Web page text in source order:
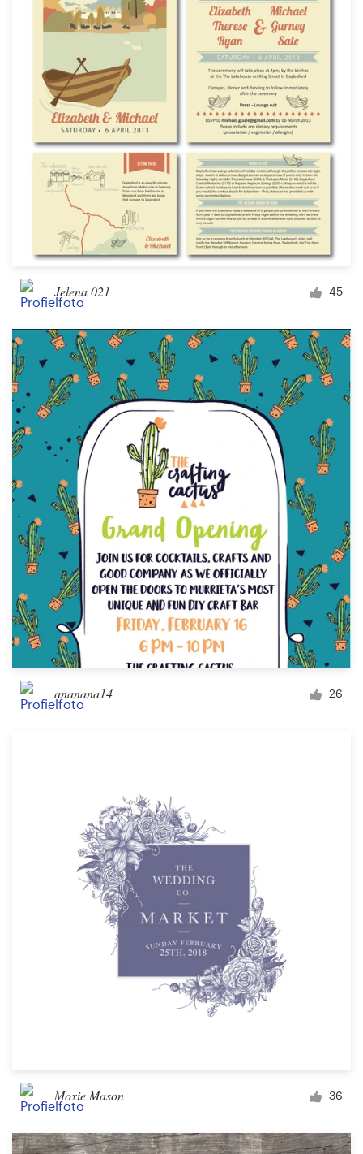
Jelena 021 45
ananana14 26
Moxie Mason 36
Visitekaartje
Webdesign
Merkgids
Blader door alle categorieën
Klantenservice
Helpcentrum
Bronnen
Prijzen
Word een designer